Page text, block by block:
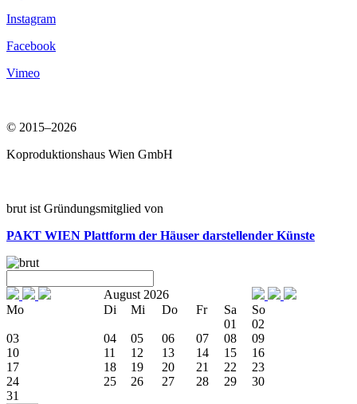
Instagram
Facebook
Vimeo
© 2015–2026
Koproduktionshaus Wien GmbH
brut ist Gründungsmitglied von
PAKT WIEN Plattform der Häuser darstellender Künste
August 2026
Mo
Di Mi Do Fr Sa
So
01
02
03
04 05 06 07 08
09
10
11 12 13 14 15
16
17
18 19 20 21 22
23
24
25 26 27 28 29
30
31